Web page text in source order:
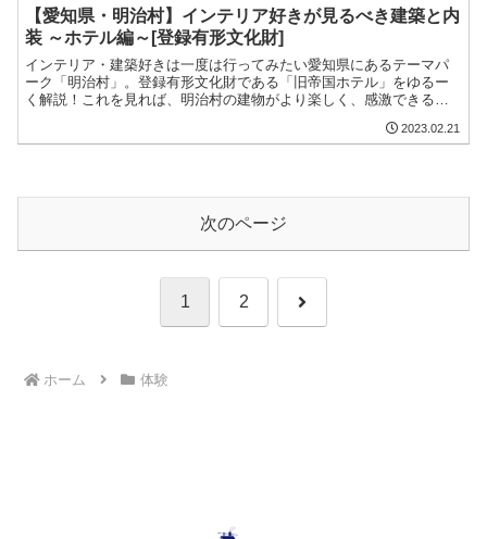
【愛知県・明治村】インテリア好きが見るべき建築と内
装 ～ホテル編～[登録有形文化財]
インテリア・建築好きは一度は行ってみたい愛知県にあるテーマパ
ーク「明治村」。登録有形文化財である「旧帝国ホテル」をゆるー
く解説！これを見れば、明治村の建物がより楽しく、感激できるは
2023.02.21
次のページ
1 2 次
ホーム 体験